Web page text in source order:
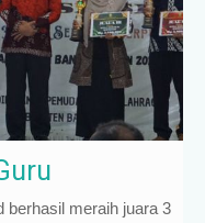
berhasil meraih juara 3